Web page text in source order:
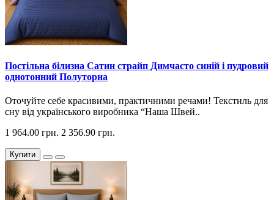
Постільна білизна Сатин страйп Димчасто синій і пудровий
однотонний Полуторна
Оточуйте себе красивими, практичними речами! Текстиль для
сну від українського виробника “Наша Швей..
1 964.00 грн. 2 356.90 грн.
Купити